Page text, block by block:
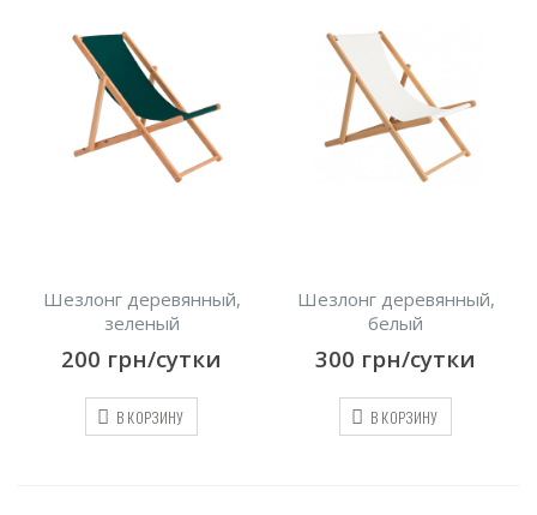
Шезлонг деревянный,
зеленый
200 грн/сутки
В КОРЗИНУ
Шезлонг деревянный,
белый
300 грн/сутки
В КОРЗИНУ